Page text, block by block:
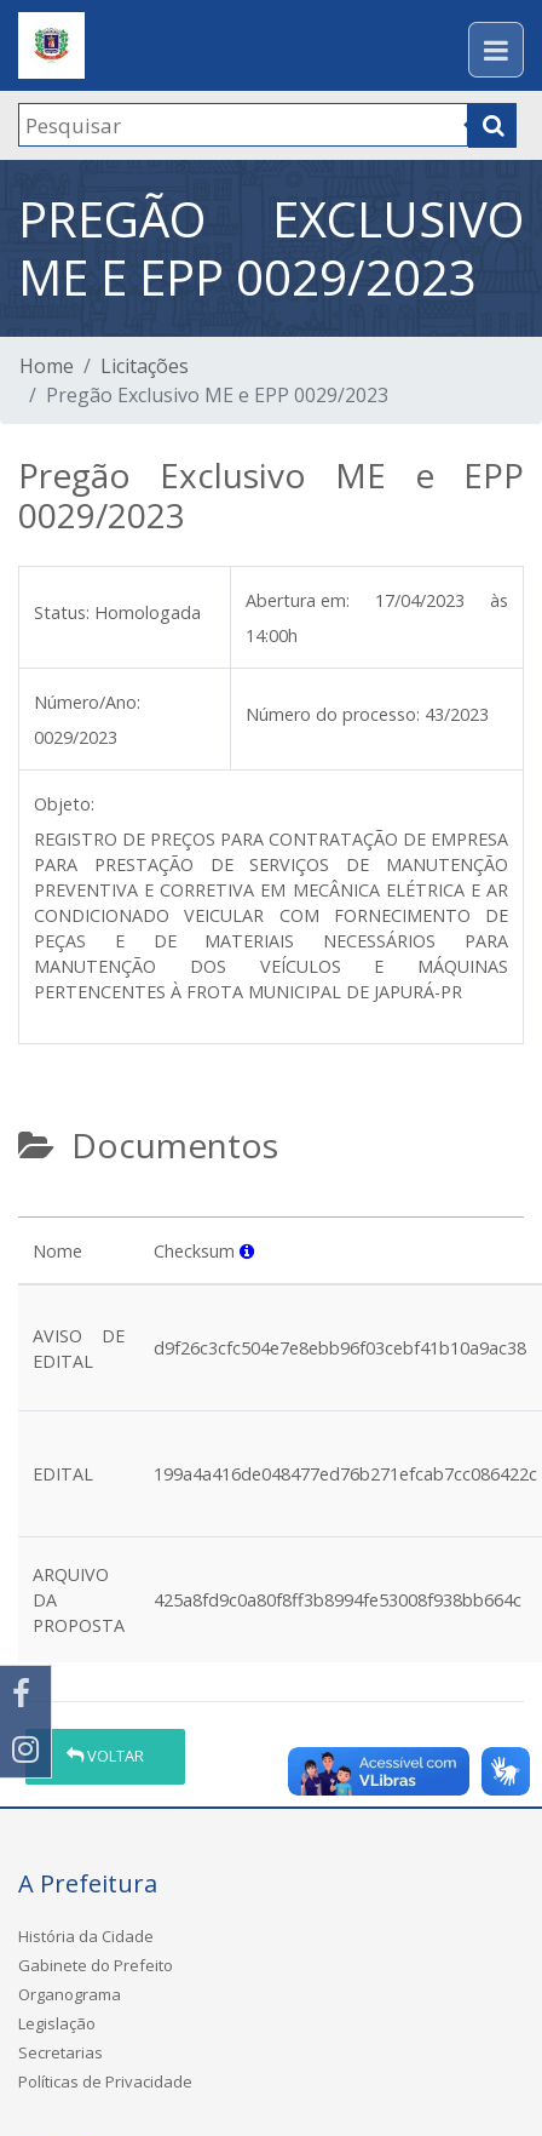
PREGÃO EXCLUSIVO
ME E EPP 0029/2023
Home
Licitações
Pregão Exclusivo ME e EPP 0029/2023
Pregão Exclusivo ME e EPP
0029/2023
Status: Homologada
Abertura em:
17/04/2023 às
14:00h
Número/Ano:
0029/2023
Número do processo: 43/2023
Objeto:
REGISTRO DE PREÇOS PARA CONTRATAÇÃO DE EMPRESA
PARA PRESTAÇÃO DE SERVIÇOS DE MANUTENÇÃO
PREVENTIVA E CORRETIVA EM MECÂNICA ELÉTRICA E AR
CONDICIONADO VEICULAR COM FORNECIMENTO DE
PEÇAS E DE MATERIAIS NECESSÁRIOS PARA
MANUTENÇÃO DOS VEÍCULOS E MÁQUINAS
PERTENCENTES À FROTA MUNICIPAL DE JAPURÁ-PR
Documentos
Nome Checksum
AVISO DE
EDITAL
d9f26c3cfc504e7e8ebb96f03cebf41b10a9ac38
EDITAL 199a4a416de048477ed76b271efcab7cc086422c
ARQUIVO
DA
PROPOSTA
425a8fd9c0a80f8ff3b8994fe53008f938bb664c
VOLTAR
A Prefeitura
História da Cidade
Gabinete do Prefeito
Organograma
Legislação
Secretarias
Políticas de Privacidade